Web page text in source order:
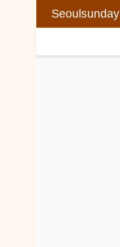
Seoulsunday